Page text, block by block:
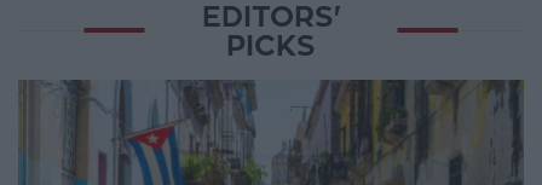
EDITORS'
PICKS